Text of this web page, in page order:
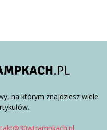
na którym znajdziesz wiele